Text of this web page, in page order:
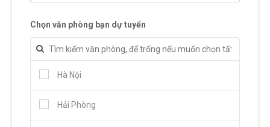
Chọn văn phòng bạn dự tuyển
Hà Nội
Hải Phòng